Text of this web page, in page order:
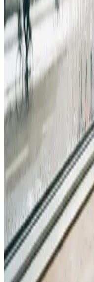
Landsdækkende service
Alle mærker og systemer
Indhent tilbud Ring